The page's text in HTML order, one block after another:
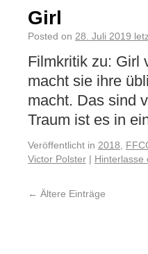
Girl
Posted on 28. Juli 2019
Filmkritik zu: Girl
macht sie ihre
macht. Das sind
Traum ist es in
Veröffentlicht in 2018
Victor Polster | Hinterlasse
← Ältere Einträge